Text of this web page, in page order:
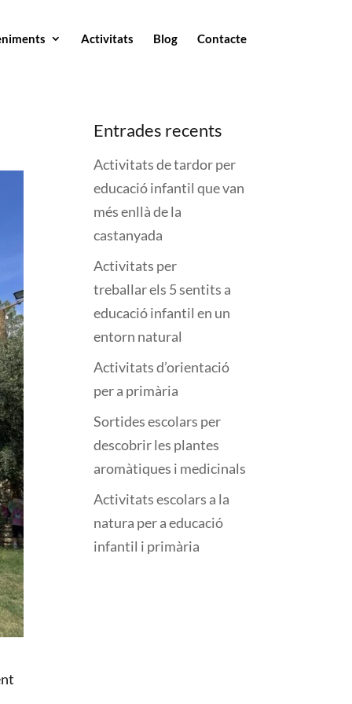
Activitats Blog Contacte
Entrades recents
Activitats de tardor per
educació infantil que van
més enllà de la
castanyada
Activitats per
treballar els 5 sentits a
educació infantil en un
entorn natural
Activitats d’orientació
per a primària
Sortides escolars per
descobrir les plantes
aromàtiques i medicinals
Activitats escolars a la
natura per a educació
infantil i primària